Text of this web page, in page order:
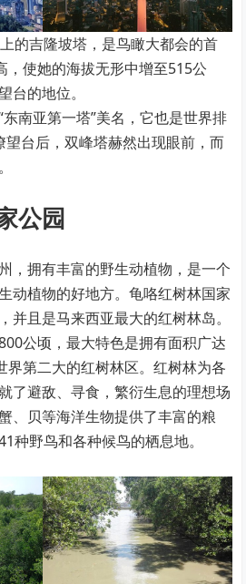
的吉隆坡塔，是鸟瞰大都会的首
，使她的海拔无形中增至515公
台的地位。
南亚第一塔”美名，它也是世界排
台后，双峰塔赫然出现眼前，而
公园
，拥有丰富的野生动植物，是一个
动植物的好地方。龟咯红树林国家
并且是马来西亚最大的红树林岛。
公顷，最大特色是拥有面积广达
界第二大的红树林区。红树林为各
了避敌、寻食，繁衍生息的理想场
、贝等海洋生物提供了丰富的粮
种野鸟和各种候鸟的栖息地。